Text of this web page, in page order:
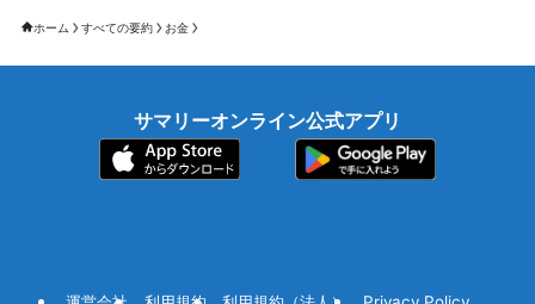
ホーム すべての要約 お金
サマリーオンライン公式アプリ